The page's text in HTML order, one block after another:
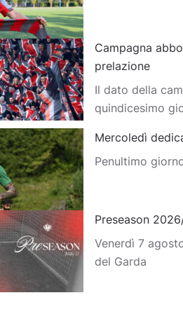
Campagna
prelazione
Il dato della
quindicesimo
Mercoledì
Penultimo
Preseason
Venerdì 7
del Garda